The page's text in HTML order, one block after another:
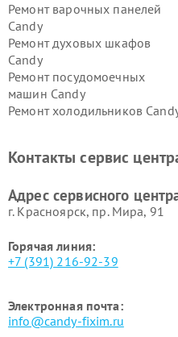
Ремонт варочных панелей
Candy
Ремонт духовых шкафов
Candy
Ремонт посудомоечных
машин Candy
Ремонт холодильников
Контакты сервис
Адрес сервисного
г. Красноярск, ​пр. Мира, 91
Горячая линия:
+7 (391) 216-92-39
Электронная почта:
info@candy-fixim.ru